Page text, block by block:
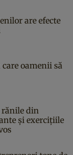
are efecte
oamenii să
rănile din
și exercițiile